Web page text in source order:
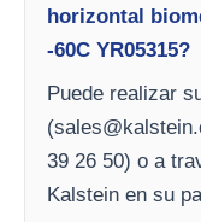
horizontal
-60C YR05315?
Puede realizar
(
39 26 50) o a
Kalstein en su